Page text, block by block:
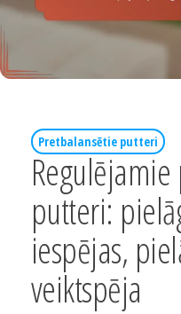
Pretbalansētie putteri
putteri:
iespējas,
veiktspēja